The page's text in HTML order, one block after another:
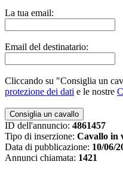
La tua email:
Email del destinatario:
Cliccando su "Consiglia un
protezione dei dati e le nostre
ID dell'annuncio: 4861457
Tipo di inserzione: Cavallo in
Data di pubblicazione: 10/06/
Annunci chiamata: 1421